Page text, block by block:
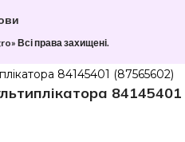
Всі права захищені.
84145401